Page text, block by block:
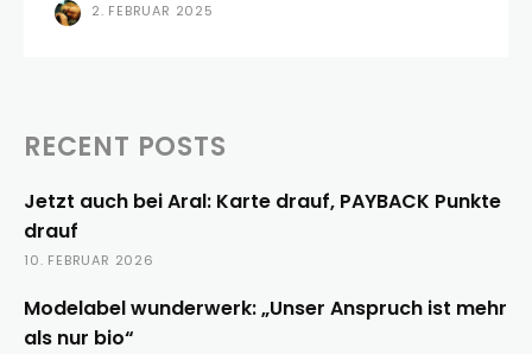
2. FEBRUAR 2025
RECENT POSTS
Jetzt auch bei Aral: Karte drauf, PAYBACK Punkte
drauf
10. FEBRUAR 2026
Modelabel wunderwerk: „Unser Anspruch ist mehr
als nur bio“